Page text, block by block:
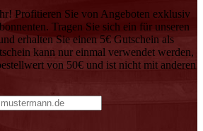
Profitieren Sie von Angeboten exklusiv
Tragen Sie sich ein für unseren
erhalten Sie einen 5€ Gutschein als
kann nur einmal verwendet werden,
von 50€ und ist nicht mit anderen